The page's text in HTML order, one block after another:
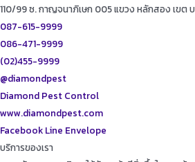
110/99 ซ. กาญจนาภิเษก 005 แขวง หลักสอง เขต
087-615-9999
086-471-9999
(02)455-9999
@diamondpest
Diamond Pest Control
www.diamondpest.com
Facebook Line Envelope
บริการของเรา